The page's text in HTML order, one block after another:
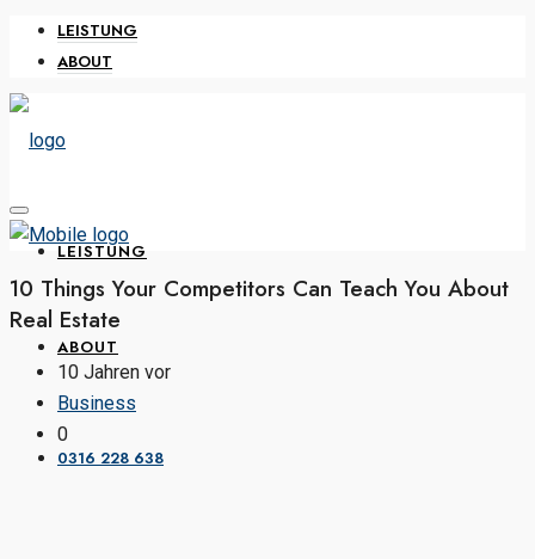
LEISTUNG
ABOUT
LEISTUNG
ABOUT
0316 228 638
10 Things Your Competitors Can Teach You About
Real Estate
10 Jahren vor
Business
0